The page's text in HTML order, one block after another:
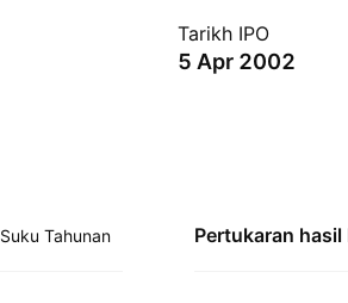
Tarikh IPO
5 Apr 2002
Suku Tahunan Pertukaran hasil